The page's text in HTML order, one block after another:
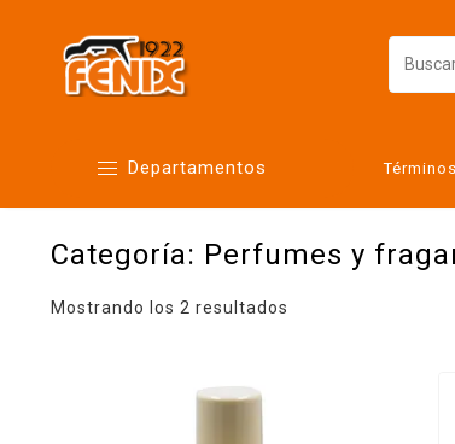
Departamentos
Alimentos
Artículos para el hogar
Botanas y bebidas
Categoría: Perfumes y
Mostrando los 2 resultados